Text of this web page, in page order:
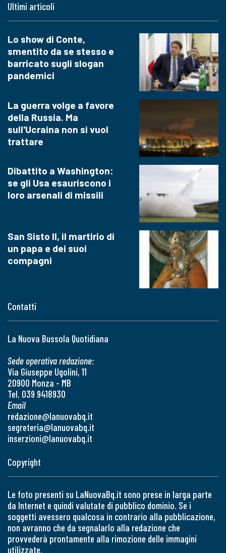
Contatti
La Nuova Bussola Quotidiana
Sede operativa redazione:
Via Giuseppe Ugolini, 11
20900 Monza - MB
Tel. 039 9418930
Email
redazione@lanuovabq.it
segreteria@lanuovabq.it
inserzioni@lanuovabq.it
Ultimi articoli
Lo show di Conte,
smentito da se stesso e
barricato sugli slogan
pandemici
La guerra volge a favore
della Russia. Ma
sull'Ucraina non si vuol
trattare
Dibattito a Washington:
se gli Usa esauriscono i
loro arsenali di missili
San Sisto II, il martirio di
un papa e dei suoi
compagni
Copyright
Le foto presenti su LaNuovaBq.it sono prese in larga parte
da Internet e quindi valutate di pubblico dominio. Se i
soggetti avessero qualcosa in contrario alla pubblicazione,
non avranno che da segnalarlo alla redazione che
provvederà prontamente alla rimozione delle immagini
utilizzate.